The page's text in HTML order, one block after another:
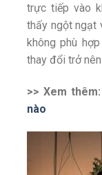
trực tiếp vào
thấy ngột ngạt
không phù
thay đổi trở
>> Xem thêm:
nào